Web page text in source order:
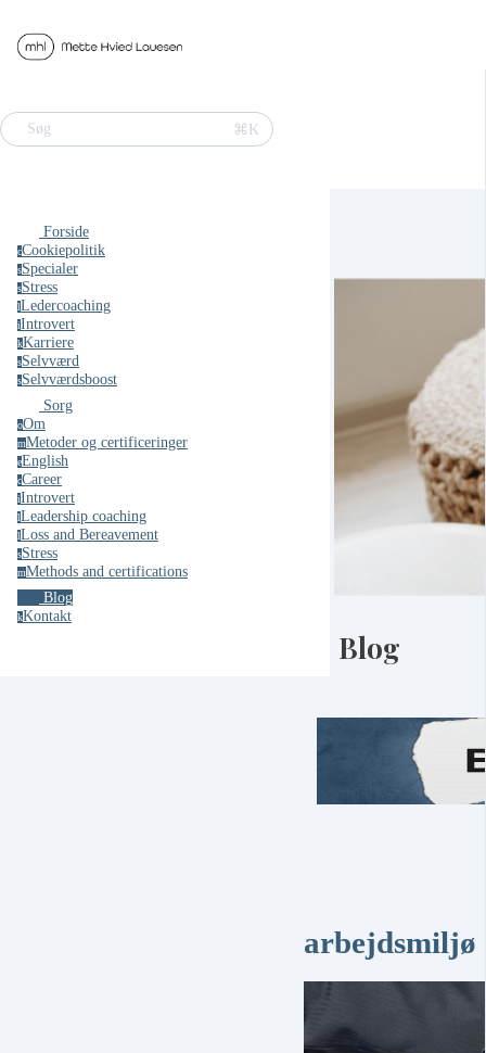
Søg ⌘K
Forside
cCookiepolitik
sSpecialer
sStress
lLedercoaching
iIntrovert
kKarriere
sSelvværd
sSelvværdsboost
Sorg
oOm
mMetoder og certificeringer
eEnglish
cCareer
iIntrovert
lLeadership coaching
lLoss and Bereavement
sStress
mMethods and certifications
Blog
kKontakt
Blog
arbejdsmiljø